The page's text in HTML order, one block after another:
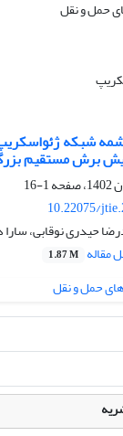
شبکه
برش مستقیم
1-16
10.22075/
حیدری نوقابی، سارا
مقاله 1.87 M